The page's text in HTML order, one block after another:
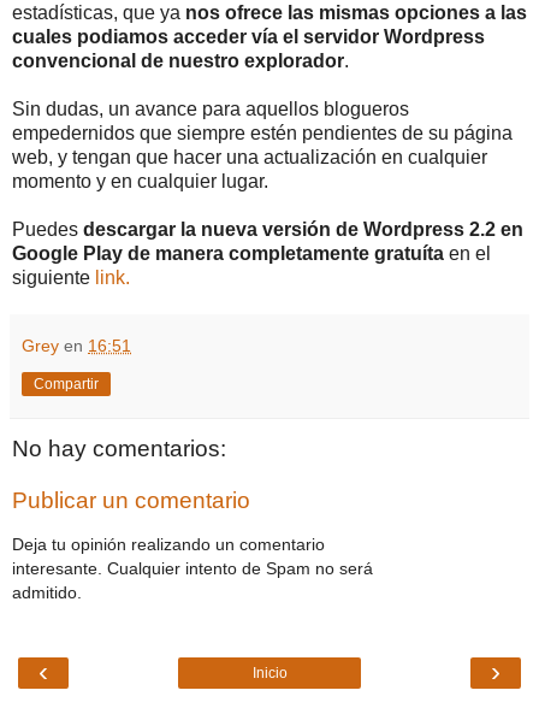
estadísticas, que ya nos ofrece las mismas opciones a las
cuales podiamos acceder vía el servidor Wordpress
convencional de nuestro explorador.
Sin dudas, un avance para aquellos blogueros
empedernidos que siempre estén pendientes de su página
web, y tengan que hacer una actualización en cualquier
momento y en cualquier lugar.
Puedes descargar la nueva versión de Wordpress 2.2 en
Google Play de manera completamente gratuíta en el
siguiente link.
Grey en 16:51
Compartir
No hay comentarios:
Publicar un comentario
Deja tu opinión realizando un comentario
interesante. Cualquier intento de Spam no será
admitido.
‹ ›
Inicio